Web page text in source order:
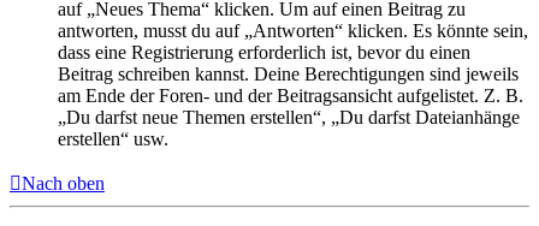
auf „Neues Thema“ klicken. Um auf einen Beitrag zu
antworten, musst du auf „Antworten“ klicken. Es könnte sein,
dass eine Registrierung erforderlich ist, bevor du einen
Beitrag schreiben kannst. Deine Berechtigungen sind jeweils
am Ende der Foren- und der Beitragsansicht aufgelistet. Z. B.
„Du darfst neue Themen erstellen“, „Du darfst Dateianhänge
erstellen“ usw.
Nach oben